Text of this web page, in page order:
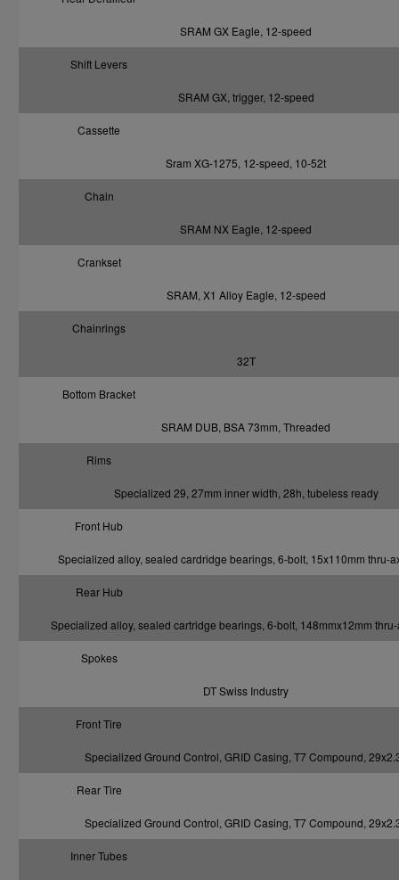
SRAM GX Eagle, 12-speed
Shift Levers
SRAM GX, trigger, 12-speed
Cassette
Sram XG-1275, 12-speed, 10-52t
Chain
SRAM NX Eagle, 12-speed
Crankset
SRAM, X1 Alloy Eagle, 12-speed
Chainrings
32T
Bottom Bracket
SRAM DUB, BSA 73mm, Threaded
Rims
Specialized 29, 27mm inner width, 28h, tubeless ready
Front Hub
Specialized alloy, sealed cardridge bearings, 6-bolt, 15x110mm thru-
Rear Hub
Specialized alloy, sealed cartridge bearings, 6-bolt, 148mmx12mm
Spokes
DT Swiss Industry
Front Tire
Specialized Ground Control, GRID Casing, T7 Compound,
Rear Tire
Specialized Ground Control, GRID Casing, T7 Compound,
Inner Tubes